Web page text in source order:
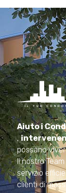
Amministrazioni Rizzardo
Il tuo condominio trasparente
Aiuto i
,
possano
Il nostro
servizio
clienti di